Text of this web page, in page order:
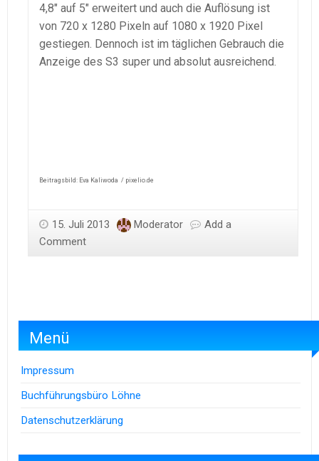
4,8″ auf 5″ erweitert und auch die Auflösung ist
von 720 x 1280 Pixeln auf 1080 x 1920 Pixel
gestiegen. Dennoch ist im täglichen Gebrauch die
Anzeige des S3 super und absolut ausreichend.
Beitragsbild: Eva Kaliwoda / pixelio.de
15. Juli 2013 Moderator
Add a
Comment
Menü
Impressum
Buchführungsbüro Löhne
Datenschutzerklärung